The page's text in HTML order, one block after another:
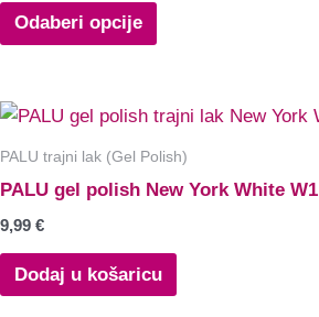
Odaberi opcije
PALU trajni lak (Gel Polish)
PALU gel polish New York White W1
9,99 €
Dodaj u košaricu